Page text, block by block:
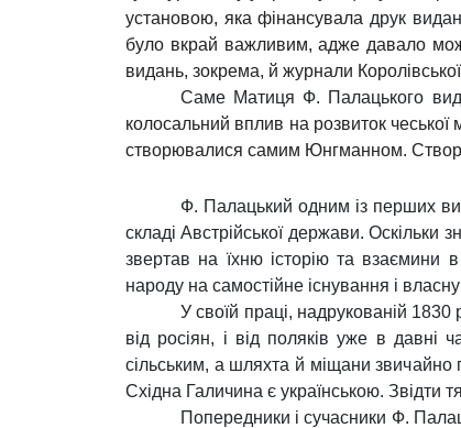
установою, яка фінансувала друк
було вкрай важливим, адже давало
видань, зокрема, й журнали
Саме Матиця Ф. Палацького
колосальний вплив на розвиток
створювалися самим Юнгманном.
Ф. Палацький одним із перших
складі Австрійської держави. Оскільки
звертав на їхню історію та взаємини
народу на самостійне існування і
У своїй праці, надрукованій
від росіян, і від поляків уже в давні
сільським, а шляхта й міщани
Східна Галичина є українською. Звідти
Попередники і сучасники Ф.